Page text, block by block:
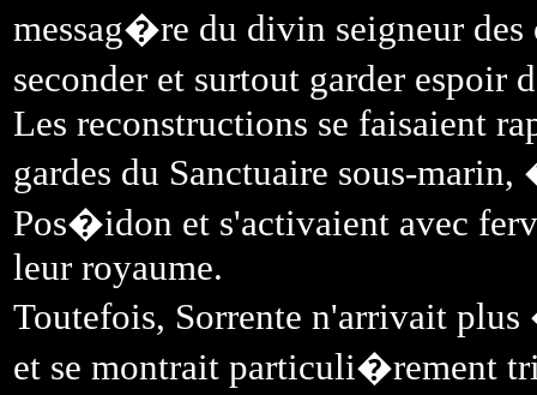
messag�re du divin seigneur
seconder et surtout garder
Les reconstructions se faisaient
gardes du Sanctuaire sous-
Pos�idon et s'activaient avec
leur royaume.
Toutefois, Sorrente n'arrivait
et se montrait particuli�rement